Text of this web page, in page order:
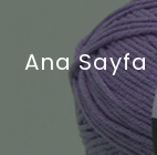
Ana Sayfa